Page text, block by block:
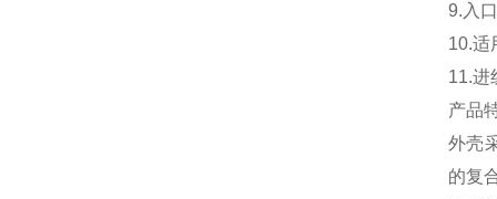
9.入
10.适
11.进
产品
外壳
的复